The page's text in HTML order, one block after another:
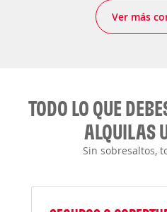
Ver más
TODO LO QUE
ALQUILAS
Sin sobresaltos,